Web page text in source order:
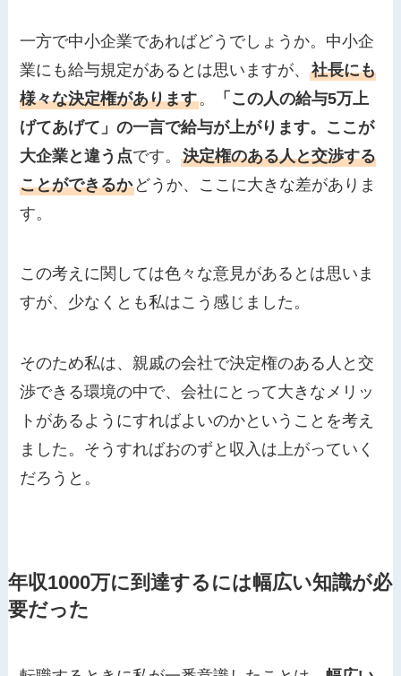
一方で中小企業であればどうでしょうか。中小企
業にも給与規定があるとは思いますが、社長にも
様々な決定権があります。
「この人の給与5万上
げてあげて」の一言で給与が上がります。ここが
大企業と違う点です。決定権のある人と交渉する
ことができるか どうか、ここに大きな差がありま
す。
この考えに関しては色々な意見があるとは思いま
すが、少なくとも私はこう感じました。
そのため私は、親戚の会社で決定権のある人と交
渉できる環境の中で、会社にとって大きなメリッ
トがあるようにすればよいのかということを考え
ました。そうすればおのずと収入は上がっていく
だろうと。
年収1000万に到達するには幅広い知識が必
要だった